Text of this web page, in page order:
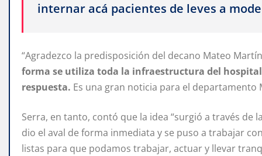
internar acá pacientes de leves a
“Agradezco la predisposición del decano Mateo
forma se utiliza toda la infraestructura del
respuesta. Es una gran noticia para el departamento
Serra, en tanto, contó que la idea “surgió a través de
dio el aval de forma inmediata y se puso a trabajar
listas para que podamos trabajar, actuar y llevar